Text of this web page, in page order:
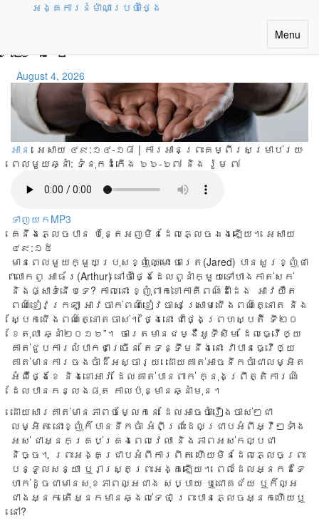
អង្គការនំម៉ាណាប្រចាំថ្ងៃ
Toggle
Menu
ព្រះអង្គមិនបានបំភ្លេច
យើងទេ
August 4, 2026
អាន : អេសាយ ៤៩:១៤-១៨ | ការអានព្រះគម្ពីរសម្រាប់រយៈ
ពេលមួយឆ្នាំ: ទំនុកដំកើង ៦៦-៦៧ និង រ៉ូម ៧
ទាញយកMP3
គេនឹងភ្លេចបាន ប៉ុន្តែអញមិនដែលភ្លេចឯងឡើយ។ អេសាយ
៤៩:១៥
មាន​ពេល​មួយ​ក្មួយ​ប្រុស​ខ្ញុំ​ឈ្មោះ ចារេត(Jared) បាន​សួរ​ខ្ញុំ​ថា
“លោក​ពូ អាធ័រ(Arthur) នៅ​ចាំ​ថ្ងៃ​ដែល​ពូ​នាំ​ក្មួយ​ទៅ​ហាង​កាត់​សក់
និង​ផ្សា​ទំនើប​ទេ? កាល​នោះ ខ្ញុំ​ពាក់​ខោកាគី​ពណ៌​ដាំ​ដែង អាវ​យឺត​
ពណ៌​ខៀវ​ក្រឡា អាវ​ចាក់​ពណ៌​ខៀវ​ចាស់ ស្រោម​ជើង​ពណ៌​ត្នោត និង​
ស្បែក​ជើង​ពណ៌​ត្នោត​ចាស់។ ថ្ងៃ​នោះ ជា​ថ្ងៃ​ព្រហស្បតិ៍ ទី២០
ខែ​តុលា ឆ្នាំ​២០១៦”។ ចារេត​មាន​ជម្ងឺ​អូទីសិម ដែល​ធ្វើ​ឲ្យ​
គាត់​ជួប​ការ​លំបាក​ជា​ច្រើន តែ​ទន្ទឹម​នឹង​នោះ វា​បាន​ធ្វើ​ឲ្យ​
គាត់​មាន​ការ​ចង​ចាំ​ដ៏​អស្ចារ្យ ដោយ​គាត់​អាច​នឹក​ចាំ​ជា​លម្អិត
អំពី​ថ្ងៃ​ខែ និង​ខោអាវ ដែល​គាត់​បាន​ពាក់ ក្នុង​ព្រឹត្តិការណ៍​
ដែល​បាន​កន្លង​ផុត កាល​ប៉ុន្មាន​ឆ្នាំ​មុន។
ដោយសារ​គាត់​មាន​ភាព​ចម្លែក​នេះ ដែល​អាច​ចាំ​រឿង​ចាស់​ៗ​ជា​
លម្អិត នោះ​ខ្ញុំ​ក៏​បាន​នឹក​ចាំ អំពី​ព្រះ​ដែល​ជ្រាប​អំពី​អ្វី​ៗ​ទាំង​
អស់ ជា​អ្នក​គ្រប់​គ្រង​ពេល​វេលា និង​ភាព​អស់​កល្ប​ជា​
និច្ច។ ព្រះ​អង្គ​ជ្រាប​អំពី​ការ​ពិត ហើយ​មិន​ដែល​ភ្លេច​ព្រះ​
បន្ទូល​សន្យា ឬ​រាស្រ្ត​ព្រះ​អង្គ​ឡើយ។ ពេល​ដែល​អ្នក​ដទៃ​
ហាក់​ដូច​ជា​មាន​សុខភាព​ល្អ​ជាង សប្បាយ ឬ​ជោគជ័យ ឬ​ក៏​ល្អ​
ជាង​អ្នក តើ​អ្នក​មាន​ឆ្ងល់​ទេ​ថា ព្រះ​បាន​ភ្លេច​អ្នក​ហើយ​ឬ​
នៅ?